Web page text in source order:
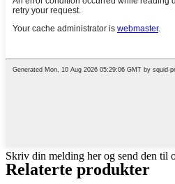
Skriv din melding her og send den til
Relaterte produkter